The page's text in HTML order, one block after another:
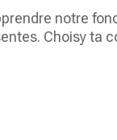
notre
Choisy ta